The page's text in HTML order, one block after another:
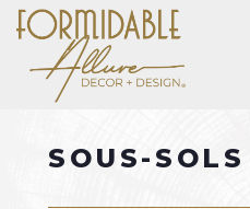
SOUS-SOLS